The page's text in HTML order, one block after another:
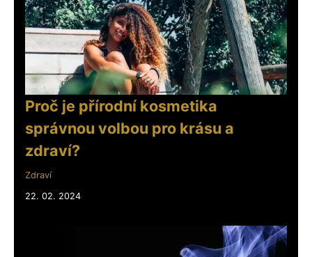
Proč je přírodní kosmetika
správnou volbou pro krásu a
zdraví?
Zdraví
22. 02. 2024